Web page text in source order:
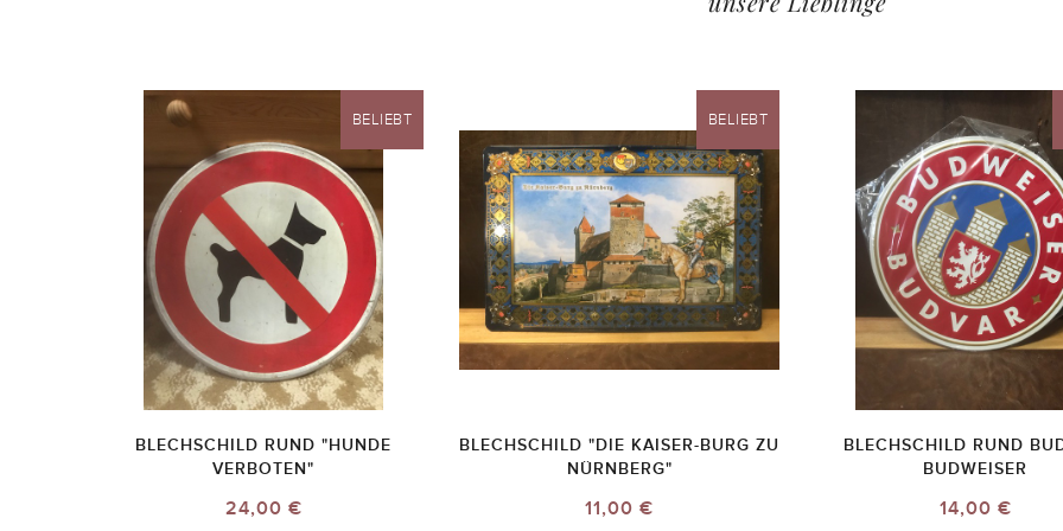
BELIEBT
BLECHSCHILD RUND "HUNDE
VERBOTEN"
24,00 €
BELIEBT
BLECHSCHILD "DIE KAISER-BURG ZU
NÜRNBERG"
11,00 €
BLECHSCHILD RUND
BUDWEISER
14,00 €